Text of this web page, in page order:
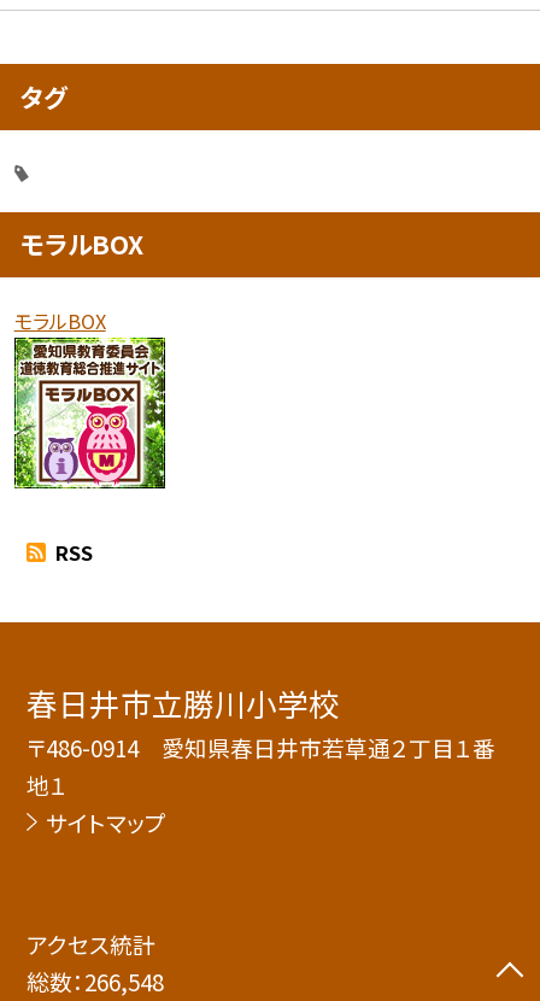
タグ
モラルBOX
モラルBOX
RSS
春日井市立勝川小学校
〒486-0914 愛知県春日井市若草通２丁目１番
地１
サイトマップ
アクセス統計
総数：266,548